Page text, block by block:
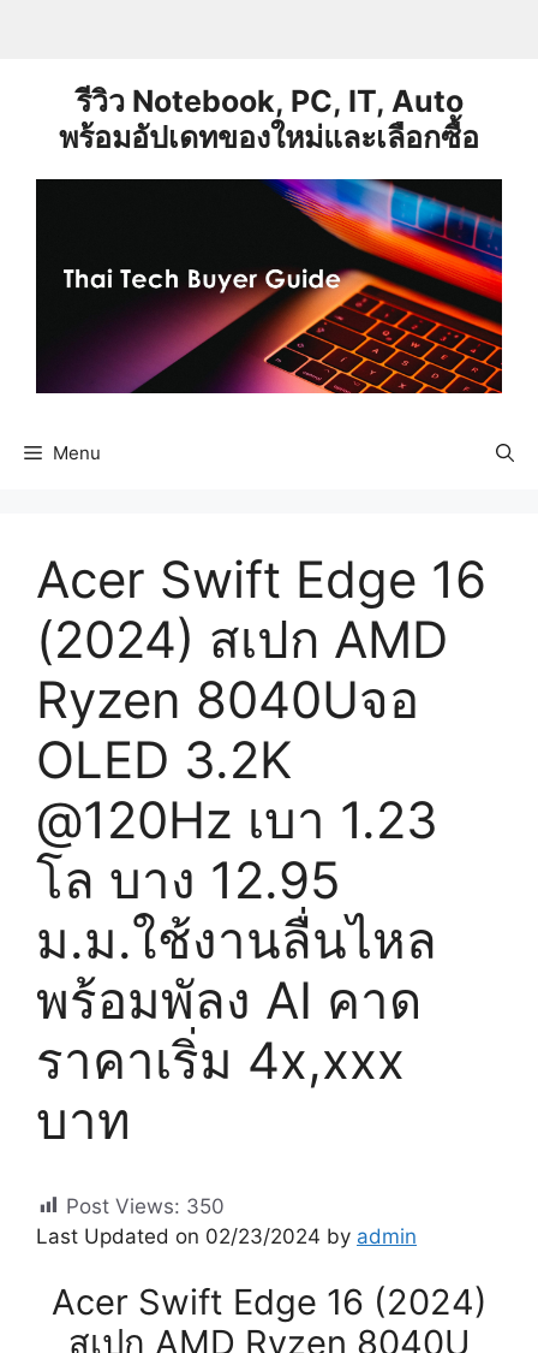
รีวิว Notebook, PC, IT, Auto
พร้อมอัปเดทของใหม่และเลือกซื้อ
Menu
Acer Swift Edge 16
(2024) สเปก AMD
Ryzen 8040Uจอ
OLED 3.2K
@120Hz เบา 1.23
โล บาง 12.95
ม.ม.ใช้งานลื่นไหล
พร้อมพัลง AI คาด
ราคาเริ่ม 4x,xxx
บาท
Post Views: 350
Last Updated on 02/23/2024 by admin
Acer Swift Edge 16 (2024)
สเปก AMD Ryzen 8040U